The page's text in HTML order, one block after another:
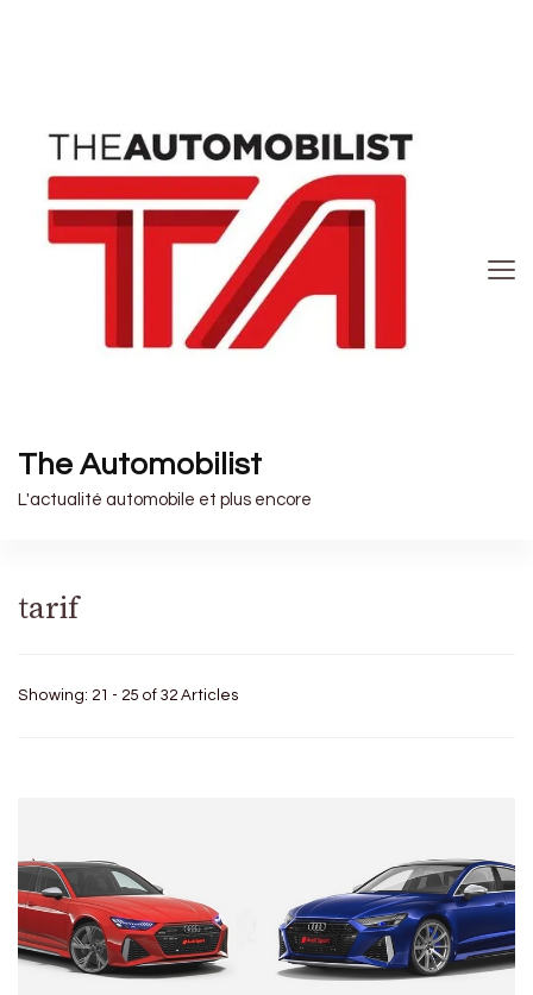
The Automobilist
L'actualité automobile et plus encore
tarif
Showing: 21 - 25 of 32 Articles